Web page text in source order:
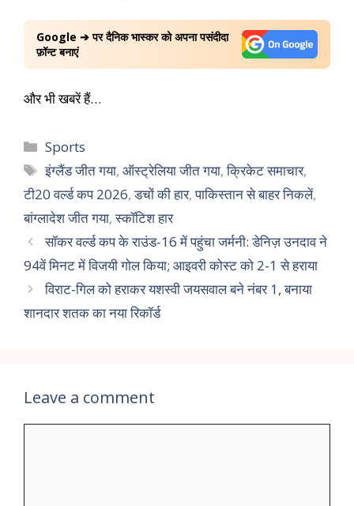
Google ➔ पर दैनिक भास्कर को अपना पसंदीदा
फ़ॉन्ट बनाएं
और भी खबरें हैं…
Sports
इंग्लैंड जीत गया,ऑस्ट्रेलिया जीत गया,क्रिकेट समाचार,
टी20 वर्ल्ड कप 2026,डचों की हार,पाकिस्तान से बाहर निकलें,
बांग्लादेश जीत गया,स्कॉटिश हार
सॉकर वर्ल्ड कप के राउंड-16 में पहुंचा जर्मनी: डेनिज़ उनदाव ने
94वें मिनट में विजयी गोल किया; आइवरी कोस्ट को 2-1 से हराया
विराट-गिल को हराकर यशस्वी जयसवाल बने नंबर 1, बनाया
शानदार शतक का नया रिकॉर्ड
Leave a comment